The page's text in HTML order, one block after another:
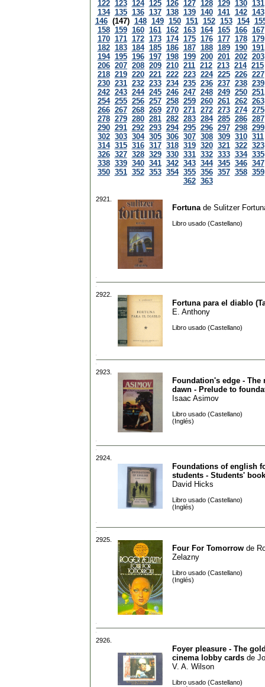
122 123 124 125 126 127 128 129 130 131
134 135 136 137 138 139 140 141 142 143
146 (147) 148 149 150 151 152 153 154
158 159 160 161 162 163 164 165 166 167
170 171 172 173 174 175 176 177 178 179
182 183 184 185 186 187 188 189 190 191
194 195 196 197 198 199 200 201 202 203
206 207 208 209 210 211 212 213 214 215
218 219 220 221 222 223 224 225 226 227
230 231 232 233 234 235 236 237 238 239
242 243 244 245 246 247 248 249 250 251
254 255 256 257 258 259 260 261 262 263
266 267 268 269 270 271 272 273 274 275
278 279 280 281 282 283 284 285 286 287
290 291 292 293 294 295 296 297 298 299
302 303 304 305 306 307 308 309 310 311
314 315 316 317 318 319 320 321 322 323
326 327 328 329 330 331 332 333 334 335
338 339 340 341 342 343 344 345 346 347
350 351 352 353 354 355 356 357 358 359
362 363
2921.
Fortuna de Sulitzer
Libro usado (Castellano)
2922.
Fortuna para el diablo
E. Anthony
Libro usado (Castellano)
2923.
Foundation's edge - The
dawn - Prelude to
Isaac Asimov
Libro usado (Castellano)
(Inglés)
2924.
Foundations of english
students - Students'
David Hicks
Libro usado (Castellano)
(Inglés)
2925.
Four For Tomorrow de
Zelazny
Libro usado (Castellano)
(Inglés)
2926.
Foyer pleasure - The
cinema lobby cards de
V. A. Wilson
Libro usado (Castellano)